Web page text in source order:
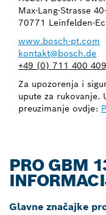
Max-Lang-Strasse
70771 Leinfelden-
www.bosch-pt.com
kontakt@bosch.de
+49 (0) 711 400
Za upozorenja i
upute za rukovanje.
preuzimanje ovdje:
PRO GBM
Glavne značajke